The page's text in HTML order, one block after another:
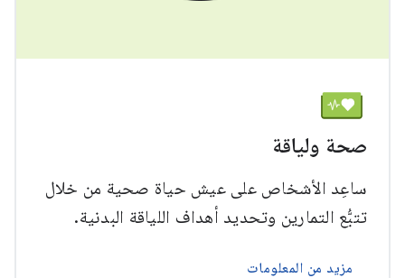
صحة ولياقة
ساعِد الأشخاص على عيش حياة صحية من خلال
تتبُّع التمارين وتحديد أهداف اللياقة البدنية.
مزيد من المعلومات